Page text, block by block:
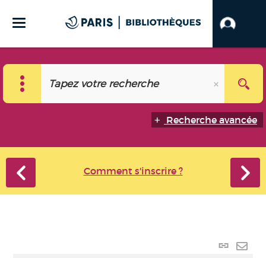
Recherche avancée
Comment s'inscrire ?
Lien